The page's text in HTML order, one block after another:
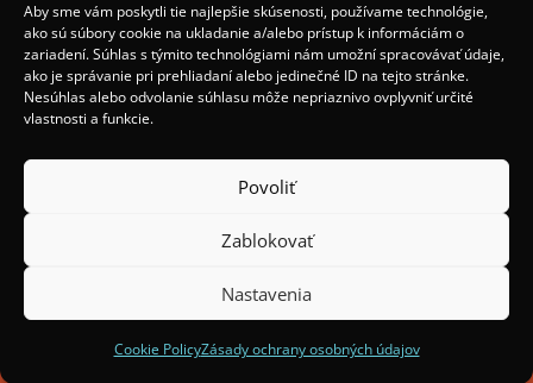
Aby sme vám poskytli tie najlepšie skúsenosti, používame technológie,
ako sú súbory cookie na ukladanie a/alebo prístup k informáciám o
zariadení. Súhlas s týmito technológiami nám umožní spracovávať údaje,
ako je správanie pri prehliadaní alebo jedinečné ID na tejto stránke.
Nesúhlas alebo odvolanie súhlasu môže nepriaznivo ovplyvniť určité
vlastnosti a funkcie.
Povoliť
Zablokovať
Nastavenia
Cookie PolicyZásady ochrany osobných údajov
(c) 2025 Organizátori:Mesto Žilina a OOCR Malá
Fatra
Spoluorganizátori:Institut Světelného Designu
Praha